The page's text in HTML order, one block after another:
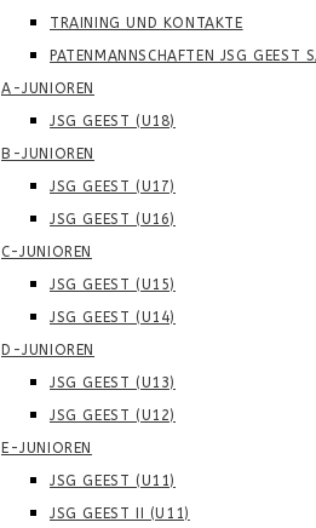
TRAINING UND KONTAKTE
PATENMANNSCHAFTEN JSG
A-JUNIOREN
JSG GEEST (U18)
B-JUNIOREN
JSG GEEST (U17)
JSG GEEST (U16)
C-JUNIOREN
JSG GEEST (U15)
JSG GEEST (U14)
D-JUNIOREN
JSG GEEST (U13)
JSG GEEST (U12)
E-JUNIOREN
JSG GEEST (U11)
JSG GEEST II (U11)